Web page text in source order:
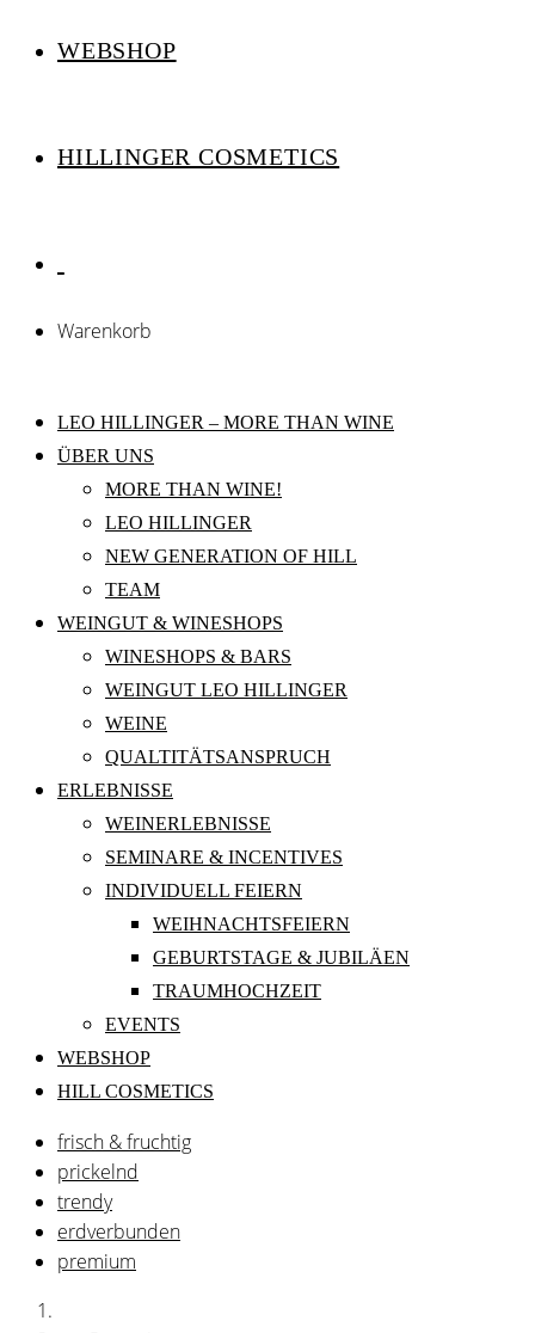
WEBSHOP
HILLINGER COSMETICS
Warenkorb
LEO HILLINGER – MORE THAN WINE
ÜBER UNS
MORE THAN WINE!
LEO HILLINGER
NEW GENERATION OF HILL
TEAM
WEINGUT & WINESHOPS
WINESHOPS & BARS
WEINGUT LEO HILLINGER
WEINE
QUALTITÄTSANSPRUCH
ERLEBNISSE
WEINERLEBNISSE
SEMINARE & INCENTIVES
INDIVIDUELL FEIERN
WEIHNACHTSFEIERN
GEBURTSTAGE & JUBILÄEN
TRAUMHOCHZEIT
EVENTS
WEBSHOP
HILL COSMETICS
frisch & fruchtig
prickelnd
trendy
erdverbunden
premium